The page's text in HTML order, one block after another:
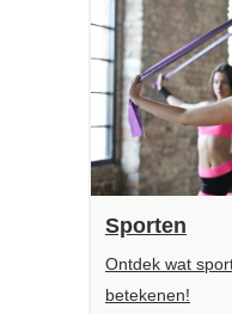
Sporten
Ontdek wat
betekenen!